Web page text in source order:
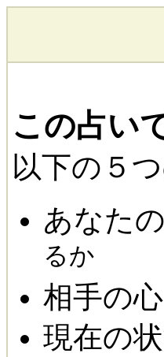
この占い
以下の５
あなた
るか
相手の心
現在の